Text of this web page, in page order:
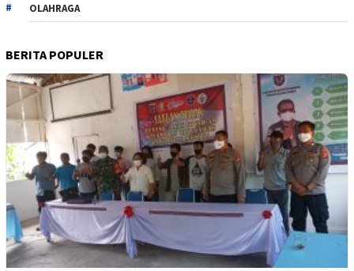
OLAHRAGA
BERITA POPULER